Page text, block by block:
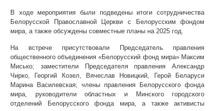
В ходе мероприятия были подведены итоги сотрудничества
Белорусской Православной Церкви с Белорусским фондом
мира, а также обсуждены совместные планы на 2025 год.
На встрече присутствовали Председатель правления
общественного объединения «Белорусский фонд мира» Максим
Мисько; заместители Председателя правления Александр
Чирко, Георгий Козел, Вячеслав Новицкий, Герой Беларуси
Марина Василевская; члены правления Белорусского фонда
мира, руководители областных и Минского городского
отделений Белорусского фонда мира, а также активисты